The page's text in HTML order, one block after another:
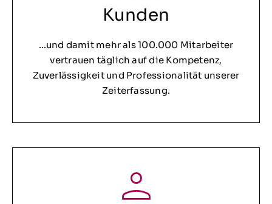
Kunden
…und damit mehr als 100.000 Mitarbeiter
vertrauen täglich auf die Kompetenz,
Zuverlässigkeit und Professionalität unserer
Zeiterfassung.